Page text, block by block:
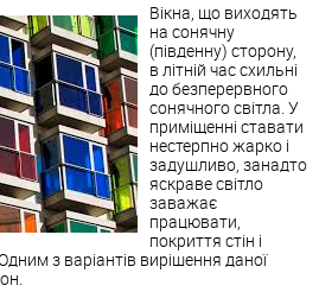
Вікна, що виходять
на сонячну
(південну) сторону,
в літній час схильні
до безперервного
сонячного світла. У
приміщенні ставати
нестерпно жарко і
задушливо, занадто
яскраве світло
заважає
працювати,
покриття стін і
з варіантів вирішення даної